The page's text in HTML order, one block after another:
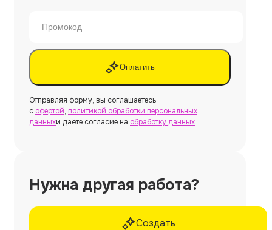
Оплатить
Отправляя форму, вы соглашаетесь
с офертой, политикой обработки персональных
данныхи даёте согласие на обработку данных
Нужна другая работа?
Создать